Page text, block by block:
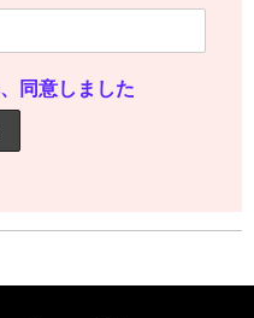
同意しました